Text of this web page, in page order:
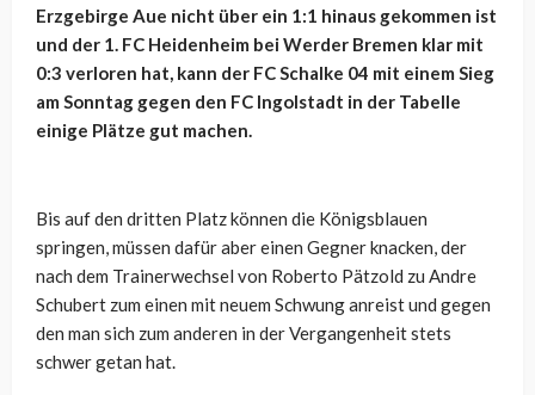
Erzgebirge Aue nicht über ein 1:1 hinaus gekommen ist
und der 1. FC Heidenheim bei Werder Bremen klar mit
0:3 verloren hat, kann der FC Schalke 04 mit einem Sieg
am Sonntag gegen den FC Ingolstadt in der Tabelle
einige Plätze gut machen.
Bis auf den dritten Platz können die Königsblauen
springen, müssen dafür aber einen Gegner knacken, der
nach dem Trainerwechsel von Roberto Pätzold zu Andre
Schubert zum einen mit neuem Schwung anreist und gegen
den man sich zum anderen in der Vergangenheit stets
schwer getan hat.